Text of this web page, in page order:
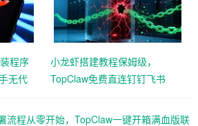
程序
无代
小龙虾搭建教程保姆级，
TopClaw免费直连钉钉飞书
流程从零开始，TopClaw一键开箱满血版联